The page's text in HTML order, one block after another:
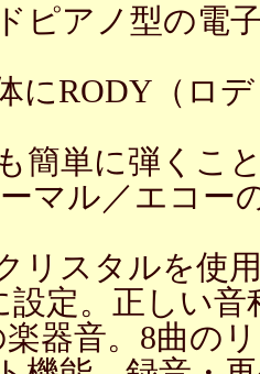
ピアノ型の電
にRODY（ロ
簡単に弾くこ
マル／エコー
リスタルを使
設定。正しい
楽器音。8曲の